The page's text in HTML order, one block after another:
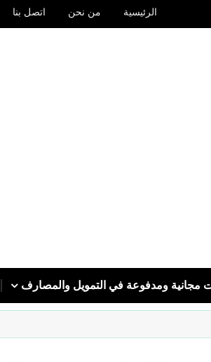
الرئيسية من نحن اتصل بنا
مجانية ومدفوعة في التمويل والمصارف